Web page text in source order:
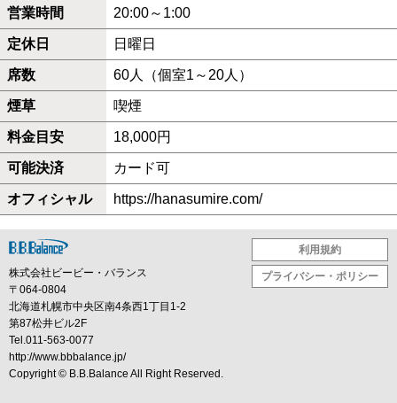
営業時間 20:00～1:00
定休日 日曜日
席数 60人（個室1～20人）
煙草 喫煙
料金目安 18,000円
可能決済 カード可
オフィシャル https://hanasumire.com/
株式会社ビービー・バランス
〒064-0804
北海道札幌市中央区南4条西1丁目1-2
第87松井ビル2F
Tel.011-563-0077
http://www.bbbalance.jp/
Copyright © B.B.Balance All Right Reserved.
利用規約
プライバシー・ポリシー